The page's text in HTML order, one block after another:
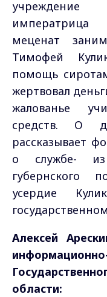
учреждение
меценат
Тимофей
помощь
жертвовал
жалованье
средств. О
рассказывает
о службе- из
губернского
усердие
Алексей
области: